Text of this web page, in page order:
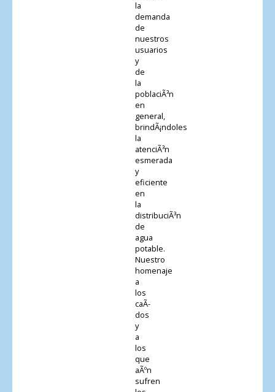
la
demanda
de
nuestros
usuarios
y
de
la
poblaciÃ³n
en
general,
brindÃ¡ndoles
la
atenciÃ³n
esmerada
y
eficiente
en
la
distribuciÃ³n
de
agua
potable.
Nuestro
homenaje
a
los
caÃ­
dos
y
a
los
que
aÃºn
sufren